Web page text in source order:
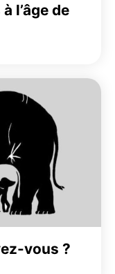
l’âge de
vous ?